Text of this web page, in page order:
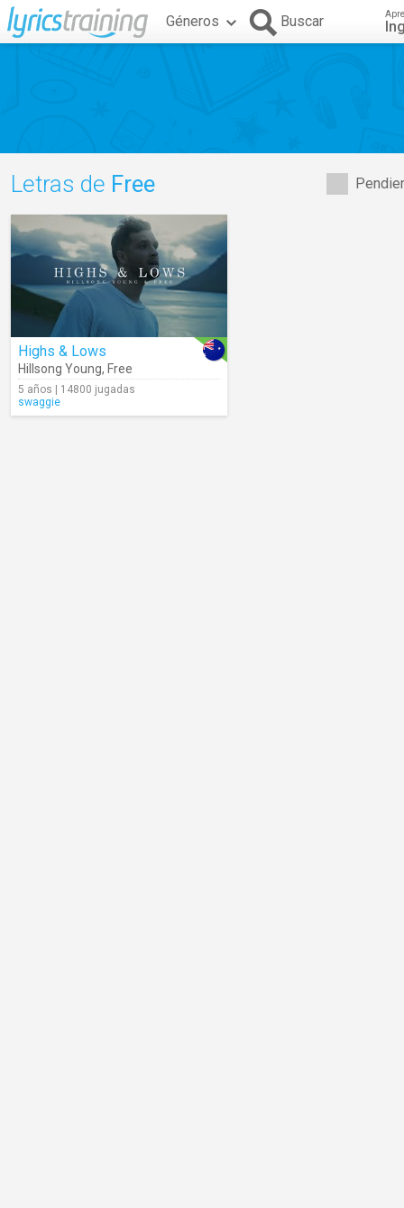
Géneros Buscar
Letras de Free
Highs & Lows
Hillsong Young, Free
5 años | 14800 jugadas
swaggie